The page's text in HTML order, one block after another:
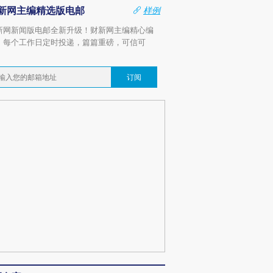
网主编精选版电邮
样例
网新闻版电邮全新升级！财新网主编精心编
每个工作日定时投递，篇篇重磅，可信可
订阅